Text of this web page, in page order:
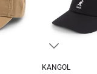
KANGOL